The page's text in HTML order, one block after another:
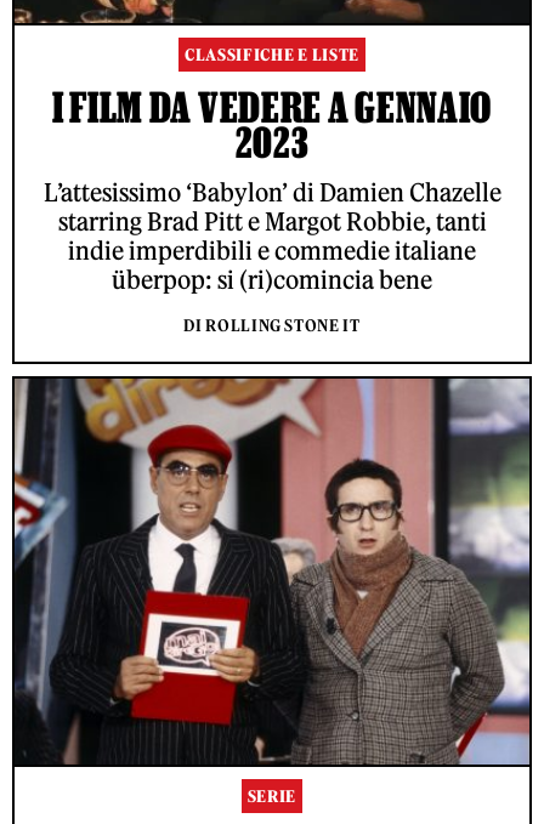
CLASSIFICHE E LISTE
I FILM DA VEDERE A GENNAIO
2023
L’attesissimo ‘Babylon’ di Damien Chazelle
starring Brad Pitt e Margot Robbie, tanti
indie imperdibili e commedie italiane
überpop: si (ri)comincia bene
DI ROLLING STONE IT
SERIE